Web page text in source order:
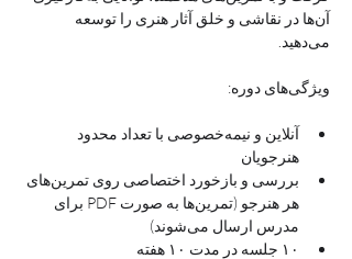
آن‌ها در نقاشی و خلق آثار هنری را توسعه
می‌دهید.
ویژگی‌های دوره:
آنلاین و نیمه‌خصوصی با تعداد محدود
هنرجویان
بررسی و بازخورد اختصاصی روی تمرین‌های
هر هنرجو (تمرین‌ها به صورت PDF برای
مدرس ارسال می‌شوند)
۱۰ جلسه در مدت ۱۰ هفته